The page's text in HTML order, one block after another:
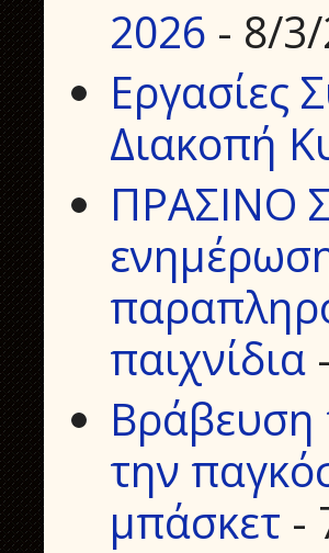
2026 - 8/
Εργασίες
Διακοπή
ΠΡΑΣΙΝΟ
παιχνίδια
Βράβευση
την
μπάσκετ -